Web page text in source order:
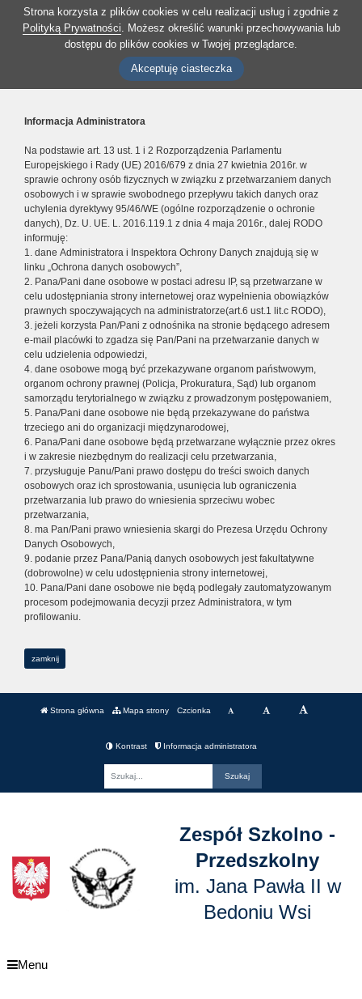
Strona korzysta z plików cookies w celu realizacji usług i zgodnie z
Polityką Prywatności. Możesz określić warunki przechowywania lub
dostępu do plików cookies w Twojej przeglądarce.
Akceptuję ciasteczka
Informacja Administratora
Na podstawie art. 13 ust. 1 i 2 Rozporządzenia Parlamentu
Europejskiego i Rady (UE) 2016/679 z dnia 27 kwietnia 2016r. w
sprawie ochrony osób fizycznych w związku z przetwarzaniem danych
osobowych i w sprawie swobodnego przepływu takich danych oraz
uchylenia dyrektywy 95/46/WE (ogólne rozporządzenie o ochronie
danych), Dz. U. UE. L. 2016.119.1 z dnia 4 maja 2016r., dalej RODO
informuję:
1. dane Administratora i Inspektora Ochrony Danych znajdują się w
linku „Ochrona danych osobowych”,
2. Pana/Pani dane osobowe w postaci adresu IP, są przetwarzane w
celu udostępniania strony internetowej oraz wypełnienia obowiązków
prawnych spoczywających na administratorze(art.6 ust.1 lit.c RODO),
3. jeżeli korzysta Pan/Pani z odnośnika na stronie będącego adresem
e-mail placówki to zgadza się Pan/Pani na przetwarzanie danych w
celu udzielenia odpowiedzi,
4. dane osobowe mogą być przekazywane organom państwowym,
organom ochrony prawnej (Policja, Prokuratura, Sąd) lub organom
samorządu terytorialnego w związku z prowadzonym postępowaniem,
5. Pana/Pani dane osobowe nie będą przekazywane do państwa
trzeciego ani do organizacji międzynarodowej,
6. Pana/Pani dane osobowe będą przetwarzane wyłącznie przez okres
i w zakresie niezbędnym do realizacji celu przetwarzania,
7. przysługuje Panu/Pani prawo dostępu do treści swoich danych
osobowych oraz ich sprostowania, usunięcia lub ograniczenia
przetwarzania lub prawo do wniesienia sprzeciwu wobec
przetwarzania,
8. ma Pan/Pani prawo wniesienia skargi do Prezesa Urzędu Ochrony
Danych Osobowych,
9. podanie przez Pana/Panią danych osobowych jest fakultatywne
(dobrowolne) w celu udostępnienia strony internetowej,
10. Pana/Pani dane osobowe nie będą podlegały zautomatyzowanym
procesom podejmowania decyzji przez Administratora, w tym
profilowaniu.
zamknij
Strona główna Mapa strony Czcionka
Kontrast Informacja administratora
Zespół Szkolno -
Przedszkolny
im. Jana Pawła II w
Bedoniu Wsi
Menu